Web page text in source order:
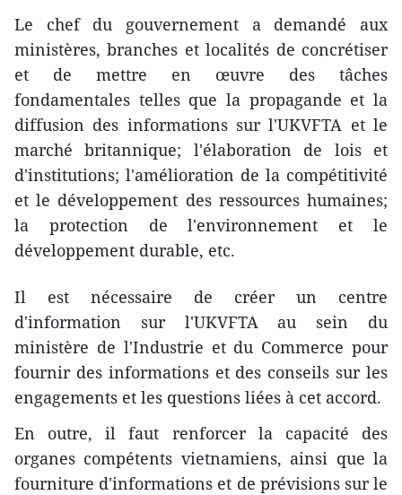
Le chef du gouvernement a demandé aux
ministères, branches et localités de concrétiser
et de mettre en œuvre des tâches
fondamentales telles que la propagande et la
diffusion des informations sur l'UKVFTA et le
marché britannique; l'élaboration de lois et
d'institutions; l'amélioration de la compétitivité
et le développement des ressources humaines;
la protection de l'environnement et le
développement durable, etc.
Il est nécessaire de créer un centre
d'information sur l'UKVFTA au sein du
ministère de l'Industrie et du Commerce pour
fournir des informations et des conseils sur les
engagements et les questions liées à cet accord.
En outre, il faut renforcer la capacité des
organes compétents vietnamiens, ainsi que la
fourniture d'informations et de prévisions sur le